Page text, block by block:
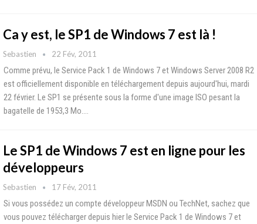
Ca y est, le SP1 de Windows 7 est là !
Sebastien 22 Fév, 2011
Comme prévu, le Service Pack 1 de Windows 7 et Windows Server 2008 R2
est officiellement disponible en téléchargement depuis aujourd'hui, mardi
22 février. Le SP1 se présente sous la forme d'une image ISO pesant la
bagatelle de 1953,3 Mo.…
Le SP1 de Windows 7 est en ligne pour les
développeurs
Sebastien 17 Fév, 2011
Si vous possédez un compte développeur MSDN ou TechNet, sachez que
vous pouvez télécharger depuis hier le Service Pack 1 de Windows 7 et